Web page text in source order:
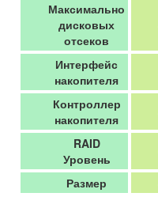
Максимально
дисковых
отсеков
Интерфейс
накопителя
Контроллер
накопителя
RAID
Уровень
Размер